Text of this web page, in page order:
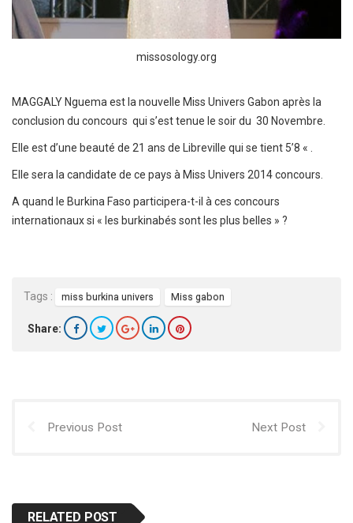
missosology.org
MAGGALY Nguema est la nouvelle Miss Univers Gabon après la
conclusion du concours qui s’est tenue le soir du 30 Novembre.
Elle est d’une beauté de 21 ans de Libreville qui se tient 5’8 « .
Elle sera la candidate de ce pays à Miss Univers 2014 concours.
A quand le Burkina Faso participera-t-il à ces concours
internationaux si « les burkinabés sont les plus belles » ?
Tags : miss burkina univers Miss gabon
Share:
Previous Post Next Post
RELATED POST